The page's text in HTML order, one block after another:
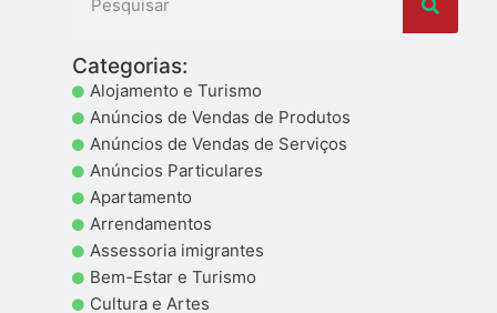
Categorias:
Alojamento e Turismo
Anúncios de Vendas de Produtos
Anúncios de Vendas de Serviços
Anúncios Particulares
Apartamento
Arrendamentos
Assessoria imigrantes
Bem-Estar e Turismo
Cultura e Artes